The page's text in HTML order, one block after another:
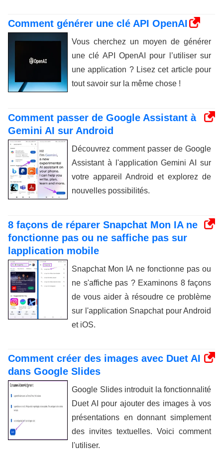
Comment générer une clé API OpenAI
Vous cherchez un moyen de générer
une clé API OpenAI pour l’utiliser sur
une application ? Lisez cet article pour
tout savoir sur la même chose !
Comment passer de Google Assistant à
Gemini AI sur Android
Découvrez comment passer de Google
Assistant à l'application Gemini AI sur
votre appareil Android et explorez de
nouvelles possibilités.
8 façons de réparer Snapchat Mon IA ne
fonctionne pas ou ne saffiche pas sur
lapplication mobile
Snapchat Mon IA ne fonctionne pas ou
ne s'affiche pas ? Examinons 8 façons
de vous aider à résoudre ce problème
sur l'application Snapchat pour Android
et iOS.
Comment créer des images avec Duet AI
dans Google Slides
Google Slides introduit la fonctionnalité
Duet AI pour ajouter des images à vos
présentations en donnant simplement
des invites textuelles. Voici comment
l'utiliser.